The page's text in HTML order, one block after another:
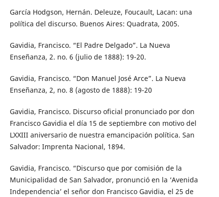
García Hodgson, Hernán. Deleuze, Foucault, Lacan: una
política del discurso. Buenos Aires: Quadrata, 2005.
Gavidia, Francisco. “El Padre Delgado”. La Nueva
Enseñanza, 2. no. 6 (julio de 1888): 19-20.
Gavidia, Francisco. “Don Manuel José Arce”. La Nueva
Enseñanza, 2, no. 8 (agosto de 1888): 19-20
Gavidia, Francisco. Discurso oficial pronunciado por don
Francisco Gavidia el día 15 de septiembre con motivo del
LXXIII aniversario de nuestra emancipación política. San
Salvador: Imprenta Nacional, 1894.
Gavidia, Francisco. “Discurso que por comisión de la
Municipalidad de San Salvador, pronunció en la ‘Avenida
Independencia’ el señor don Francisco Gavidia, el 25 de